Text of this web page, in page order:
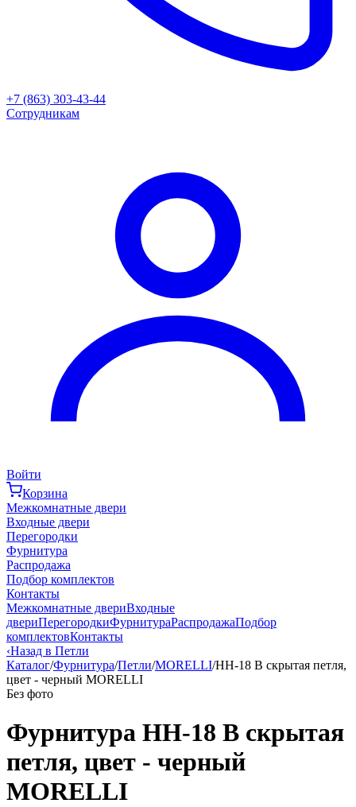
+7 (863) 303-43-44
Сотрудникам
Войти
Корзина
Межкомнатные двери
Входные двери
Перегородки
Фурнитура
Распродажа
Подбор комплектов
Контакты
Межкомнатные двериВходные
двериПерегородкиФурнитураРаспродажаПодбор
комплектовКонтакты
‹Назад в Петли
Каталог/Фурнитура/Петли/MORELLI/HH-18 B скрытая петля,
цвет - черный MORELLI
Без фото
Фурнитура HH-18 B скрытая
петля, цвет - черный
MORELLI